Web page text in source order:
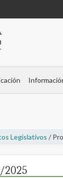
Legislativos /
2025